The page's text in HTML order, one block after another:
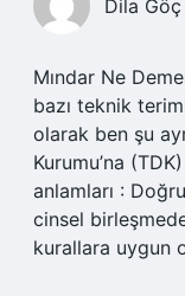
Dila Göç
Mındar Ne
bazı teknik
olarak ben şu
Kurumu’na
anlamları :
cinsel
kurallara uygun